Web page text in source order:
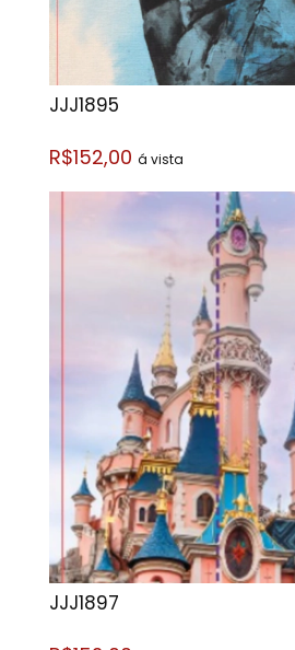
JJJ1895
R$152,00 á vista
JJJ1897